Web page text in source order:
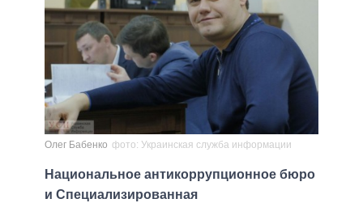
Олег Бабенко фото: Украинская служба информации
Национальное антикоррупционное бюро
и Специализированная